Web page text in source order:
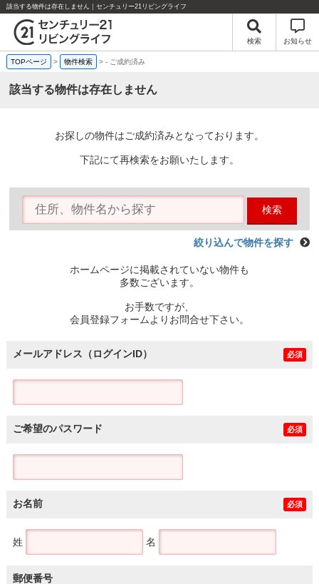
該当する物件は存在しません｜センチュリー21リビングライフ
検索 お知らせ
TOPページ > 物件検索 >- ご成約済み
該当する物件は存在しません
お探しの物件はご成約済みとなっております。
下記にて再検索をお願いたします。
検索
絞り込んで物件を探す
ホームページに掲載されていない物件も
多数ございます。
お手数ですが、
会員登録フォームよりお問合せ下さい。
メールアドレス（ログインID） 必須
ご希望のパスワード 必須
お名前 必須
姓 名
郵便番号